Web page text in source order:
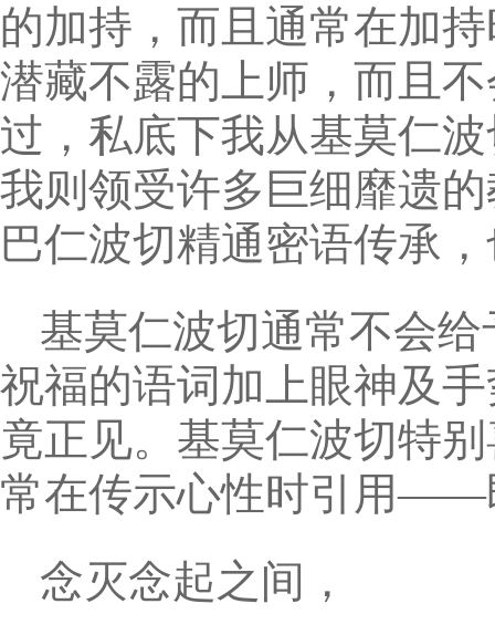
的加持，而且通常在加
潜藏不露的上师，而且
过，私底下我从基莫仁
我则领受许多巨细靡遗
巴仁波切精通密语传承
基莫仁波切通常不会
祝福的语词加上眼神及
竟正见。基莫仁波切特
常在传示心性时引用——
念灭念起之间，